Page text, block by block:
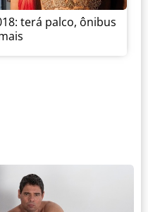
terá palco, ônibus